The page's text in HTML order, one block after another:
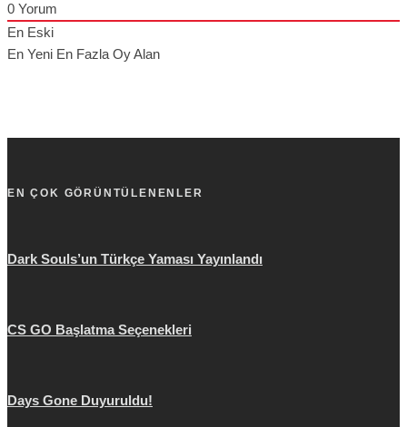
0 Yorum
En Eski
En Yeni En Fazla Oy Alan
EN ÇOK GÖRÜNTÜLENENLER
Dark Souls’un Türkçe Yaması Yayınlandı
CS GO Başlatma Seçenekleri
Days Gone Duyuruldu!